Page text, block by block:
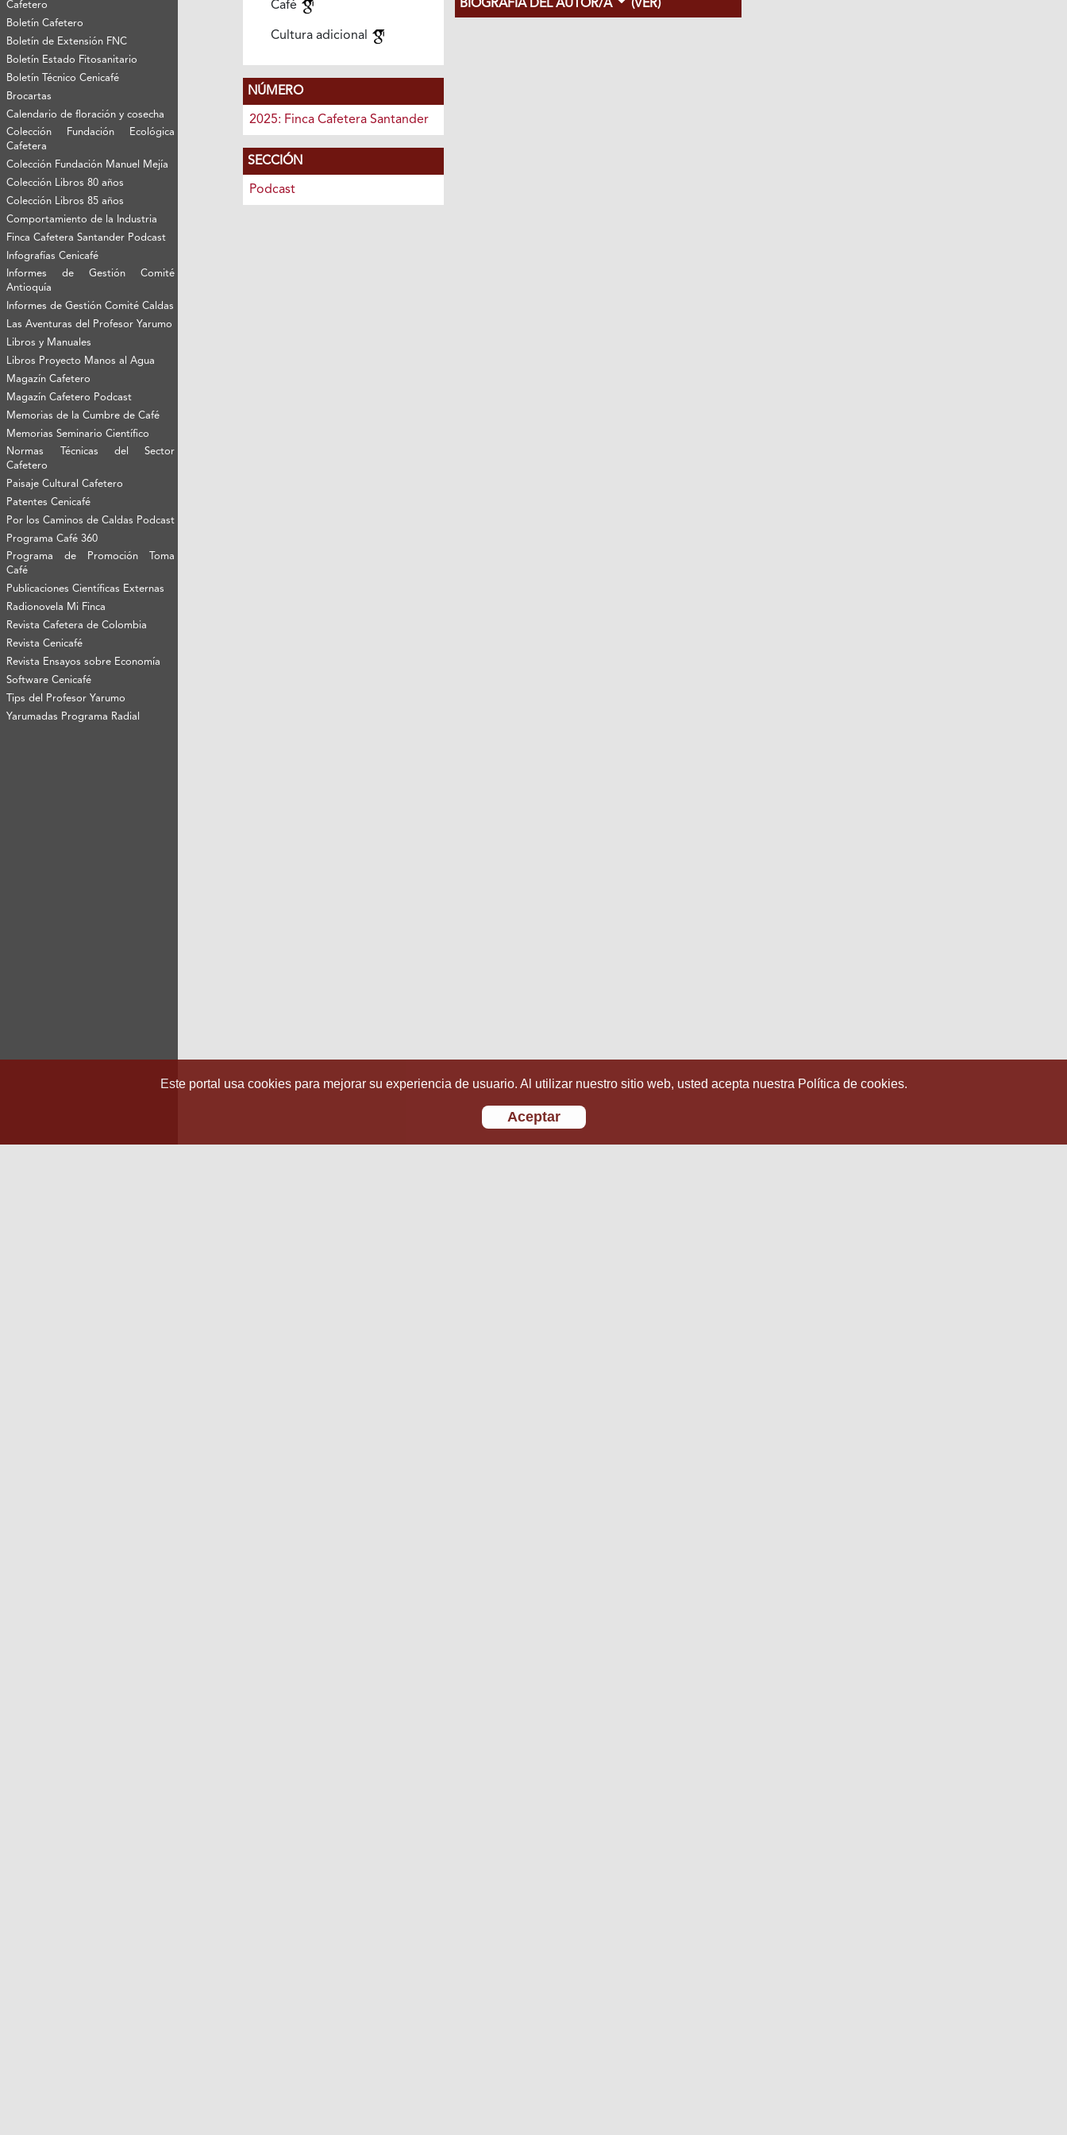
Cafetero
Boletín Cafetero
Boletín de Extensión FNC
Boletín Estado Fitosanitario
Boletín Técnico Cenicafé
Brocartas
Calendario de floración y cosecha
Colección Fundación Ecológica
Cafetera
Colección Fundación Manuel Mejía
Colección Libros 80 años
Colección Libros 85 años
Comportamiento de la Industria
Finca Cafetera Santander Podcast
Infografías Cenicafé
Informes de Gestión Comité
Antioquía
Informes de Gestión Comité Caldas
Las Aventuras del Profesor Yarumo
Libros y Manuales
Libros Proyecto Manos al Agua
Magazín Cafetero
Magazín Cafetero Podcast
Memorias de la Cumbre de Café
Memorias Seminario Científico
Normas Técnicas del Sector
Cafetero
Paisaje Cultural Cafetero
Patentes Cenicafé
Por los Caminos de Caldas Podcast
Programa Café 360
Programa de Promoción Toma
Café
Publicaciones Científicas Externas
Radionovela Mi Finca
Revista Cafetera de Colombia
Revista Cenicafé
Revista Ensayos sobre Economía
Software Cenicafé
Tips del Profesor Yarumo
Yarumadas Programa Radial
Café
Cultura adicional
NÚMERO
2025: Finca Cafetera Santander
SECCIÓN
Podcast
BIOGRAFÍA DEL AUTOR/A (VER)
Este portal usa cookies para mejorar su experiencia de usuario. Al utilizar nuestro sitio web, usted acepta nuestra Política de cookies.
Aceptar